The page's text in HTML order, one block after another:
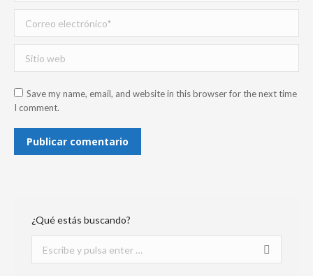
Save my name, email, and website in this browser for the next time
I comment.
Publicar comentario
¿Qué estás buscando?